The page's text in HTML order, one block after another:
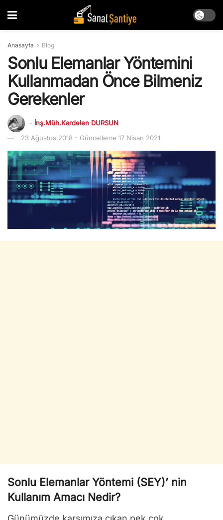
Anasayfa Blog
Sonlu Elemanlar Yöntemini
Kullanmadan Önce Bilmeniz
Gerekenler
- İnş.Müh.Kardelen DURSUN
23 Ağustos 2018 - Güncelleme 17 Nisan 2021
Sonlu Elemanlar Yöntemi (SEY)’ nin
Kullanım Amacı Nedir?